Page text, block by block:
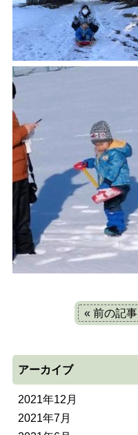
« 前の記事
アーカイブ
2021年12月
2021年7月